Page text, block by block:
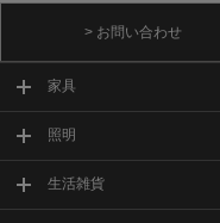
> お問い合わせ
家具
照明
生活雑貨